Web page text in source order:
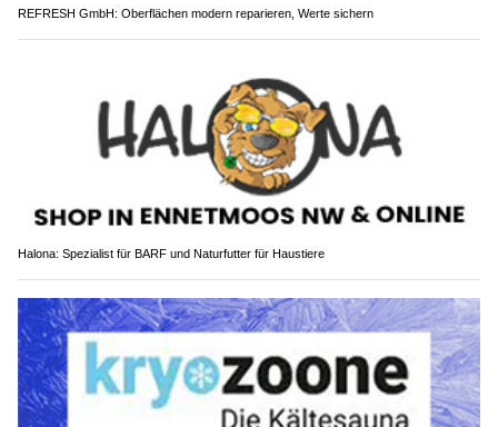
REFRESH GmbH: Oberflächen modern reparieren, Werte sichern
Halona: Spezialist für BARF und Naturfutter für Haustiere